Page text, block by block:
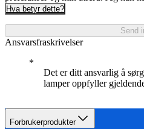
Hva betyr dette?
Send
Ansvarsfraskrivelser
Det er ditt ansvarlig å
lamper oppfyller
Forbrukerprodukter